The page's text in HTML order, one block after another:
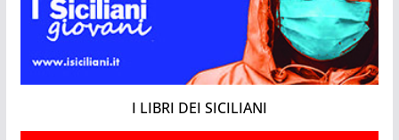
I LIBRI DEI SICILIANI